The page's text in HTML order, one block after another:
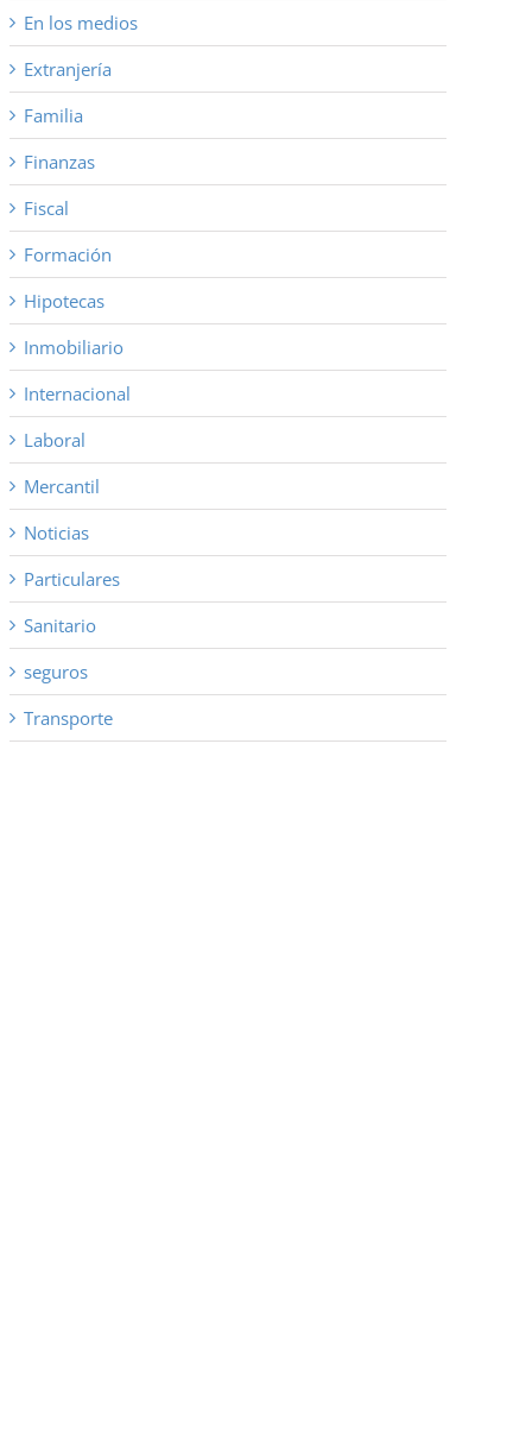
En los medios
Extranjería
Familia
Finanzas
Fiscal
Formación
Hipotecas
Inmobiliario
Internacional
Laboral
Mercantil
Noticias
Particulares
Sanitario
seguros
Transporte